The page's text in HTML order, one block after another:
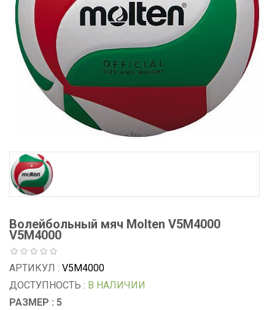
Волейбольный мяч Molten V5M4000
V5M4000
АРТИКУЛ : V5M4000
ДОСТУПНОСТЬ : В НАЛИЧИИ
РАЗМЕР : 5